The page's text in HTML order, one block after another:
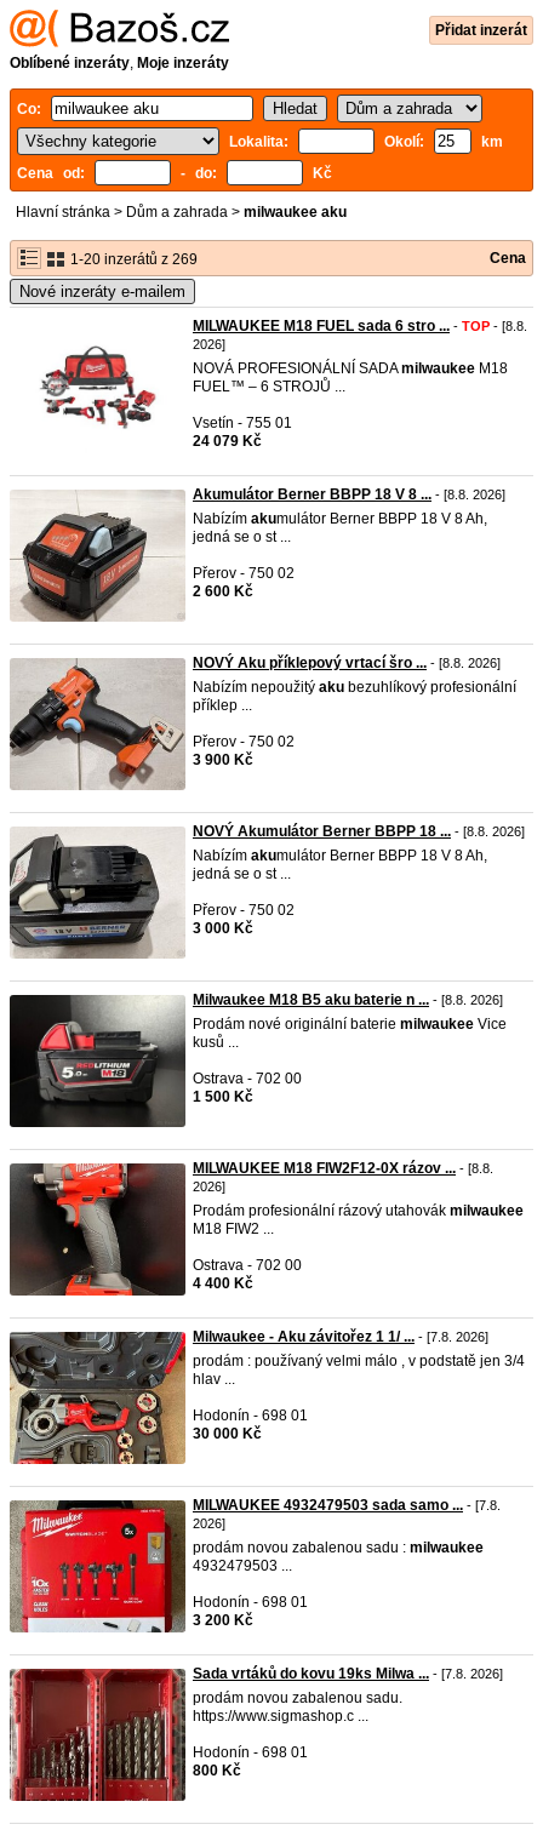
Přidat inzerát
Oblíbené inzeráty, Moje inzeráty
Co:
Lokalita:
Okolí:
km
Cena od:
- do: Kč
Hlavní stránka > Dům a zahrada > milwaukee aku
1-20 inzerátů z 269 Cena
Nové inzeráty e-mailem
MILWAUKEE M18 FUEL sada 6 stro ... - TOP - [8.8.
2026]
NOVÁ PROFESIONÁLNÍ SADAmilwaukee M18
FUEL™ – 6 STROJŮ ...
Vsetín - 755 01
24 079 Kč
Akumulátor Berner BBPP 18 V 8 ... - [8.8. 2026]
Nabízím akumulátor Berner BBPP 18 V 8 Ah,
jedná se o st ...
Přerov - 750 02
2 600 Kč
NOVÝ Aku příklepový vrtací šro ... - [8.8. 2026]
Nabízím nepoužitý aku bezuhlíkový profesionální
příklep ...
Přerov - 750 02
3 900 Kč
NOVÝ Akumulátor Berner BBPP 18 ... - [8.8. 2026]
Nabízím akumulátor Berner BBPP 18 V 8 Ah,
jedná se o st ...
Přerov - 750 02
3 000 Kč
Milwaukee M18 B5 aku baterie n ... - [8.8. 2026]
Prodám nové originální baterie milwaukee Vice
kusů ...
Ostrava - 702 00
1 500 Kč
MILWAUKEE M18 FIW2F12-0X rázov ... - [8.8.
2026]
Prodám profesionální rázový utahovák milwaukee
M18 FIW2 ...
Ostrava - 702 00
4 400 Kč
Milwaukee - Aku závitořez 1 1/ ... - [7.8. 2026]
prodám : používaný velmi málo , v podstatě jen 3/4
hlav ...
Hodonín - 698 01
30 000 Kč
MILWAUKEE 4932479503 sada samo ... - [7.8.
2026]
prodám novou zabalenou sadu : milwaukee
4932479503 ...
Hodonín - 698 01
3 200 Kč
Sada vrtáků do kovu 19ks Milwa ... - [7.8. 2026]
prodám novou zabalenou sadu.
https://www.sigmashop.c ...
Hodonín - 698 01
800 Kč